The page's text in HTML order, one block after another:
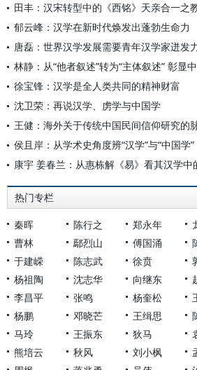
田丰：汉宋转型中的《西铭》天亲合一之
郁云峰：汉学在新时代焕发出蓬勃生命力
唐磊：世界汉学发展需要青年汉学家迸发
林静：从“他者叙述”转为“主体叙述” 彰显
徐宝锋：汉学是全人类共同的精神财富
沈卫荣：再说汉学、虏学与中国学
王健：海外关于传统中国民间信仰研究的
侯且岸：从学术史角度辨“汉学”与“中国学”
康宇 姜春兰：从惠栋解《易》看其汉学中
热门专栏
秦晖 陈行之 郑永年
曹林
鄢烈山 傅国涌
于建嵘
陈志武 徐贲
杨祖陶
沈志华 向继东
李昌平
张鸣 杨奎松
杨鹏
邓晓芒 王缉思
马玲
王振东 狄马
熊培云
秋风 刘小枫